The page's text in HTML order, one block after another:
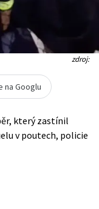
zdroj:
na Googlu
který zastínil
v poutech, policie